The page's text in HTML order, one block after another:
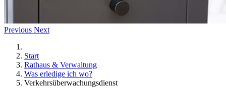
Previous Next
Start
Rathaus & Verwaltung
Was erledige ich wo?
Verkehrsüberwachungsdienst